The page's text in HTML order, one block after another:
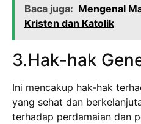
Baca juga: Mengenal
Kristen dan Katolik
3.Hak-hak
Ini mencakup hak-hak
yang sehat dan
terhadap perdamaian dan